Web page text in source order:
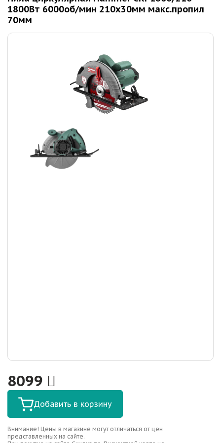
1800Вт 6000об/мин 210x30мм макс.пропил
70мм
8099
Добавить в корзину
Внимание! Цены в магазине могут отличаться от цен
представленных на сайте.